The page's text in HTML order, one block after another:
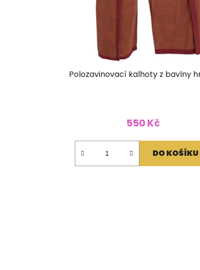
Polozavinovací kalhoty z bavlny
550 Kč
DO KOŠÍKU